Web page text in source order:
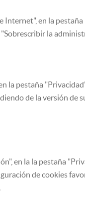
en la
la
la pestaña
de la versión de
en la la pestaña
de cookies